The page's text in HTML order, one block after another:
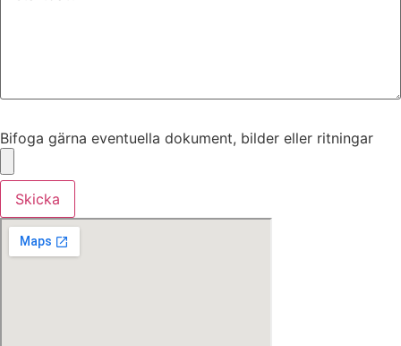
Bifoga gärna eventuella dokument, bilder eller ritningar
Skicka